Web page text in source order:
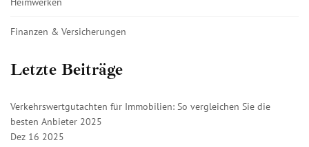
Finanzen & Versicherungen
Letzte Beiträge
Verkehrswertgutachten für Immobilien: So vergleichen Sie die
besten Anbieter 2025
Dez 16 2025